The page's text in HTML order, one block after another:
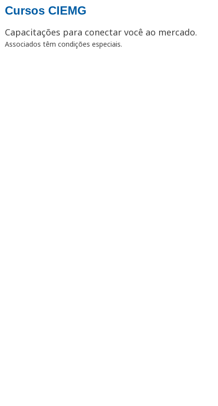
Cursos CIEMG
Capacitações para conectar você ao mercado.
Associados têm condições especiais.